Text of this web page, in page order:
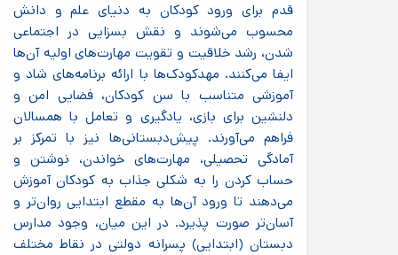
قدم برای ورود کودکان به دنیای علم و دانش
محسوب می‌شوند و نقش بسزایی در اجتماعی
شدن، رشد خلاقیت و تقویت مهارت‌های اولیه آن‌ها
ایفا می‌کنند. مهدکودک‌ها با ارائه برنامه‌های شاد و
آموزشی متناسب با سن کودکان، فضایی امن و
دلنشین برای بازی، یادگیری و تعامل با همسالان
فراهم می‌آورند. پیش‌دبستانی‌ها نیز با تمرکز بر
آمادگی تحصیلی، مهارت‌های خواندن، نوشتن و
حساب کردن را به شکلی جذاب به کودکان آموزش
می‌دهند تا ورود آن‌ها به مقطع ابتدایی روان‌تر و
آسان‌تر صورت پذیرد. در این میان، وجود مدارس
دبستان (ابتدایی) پسرانه دولتی در نقاط مختلف